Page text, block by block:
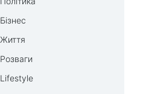
Бізнес
Життя
Розваги
Lifestyle